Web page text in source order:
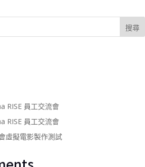
搜尋
RISE 員工交流會
RISE 員工交流會
虛擬電影製作測試